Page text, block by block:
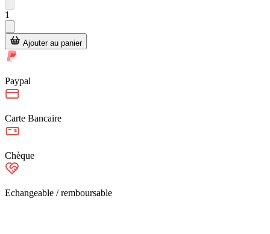
1
Ajouter au panier
Paypal
Carte Bancaire
Chèque
Echangeable / remboursable